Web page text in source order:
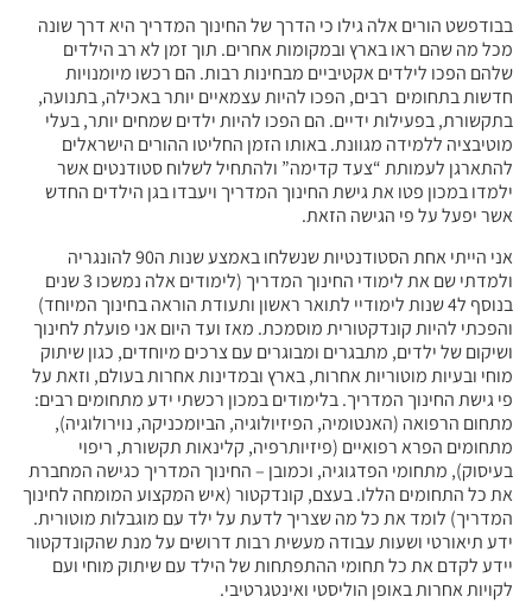
בבודפשט הורים אלה גילו כי הדרך של החינוך המדריך היא דרך שונה
מכל מה שהם ראו בארץ ובמקומות אחרים. תוך זמן לא רב הילדים
שלהם הפכו לילדים אקטיביים מבחינות רבות. הם רכשו מיומנויות
חדשות בתחומים רבים, הפכו להיות עצמאיים יותר באכילה, בתנועה,
בתקשורת, בפעילות ידיים. הם הפכו להיות ילדים שמחים יותר, בעלי
מוטיבציה ללמידה מגוונת. באותו הזמן החליטו ההורים הישראלים
להתארגן לעמותת “צעד קדימה” ולהתחיל לשלוח סטודנטים אשר
ילמדו במכון פטו את גישת החינוך המדריך ויעבדו בגן הילדים החדש
אשר יפעל על פי הגישה הזאת.
אני הייתי אחת הסטודנטיות שנשלחו באמצע שנות ה90 להונגריה
ולמדתי שם את לימודי החינוך המדריך (לימודים אלה נמשכו 3 שנים
בנוסף ל4 שנות לימודיי לתואר ראשון ותעודת הוראה בחינוך המיוחד)
והפכתי להיות קונדקטורית מוסמכת. מאז ועד היום אני פועלת לחינוך
ושיקום של ילדים, מתבגרים ומבוגרים עם צרכים מיוחדים, כגון שיתוק
מוחי ובעיות מוטוריות אחרות, בארץ ובמדינות אחרות בעולם, וזאת על
פי גישת החינוך המדריך. בלימודים במכון רכשתי ידע מתחומים רבים:
מתחום הרפואה (האנטומיה, הפיזיולוגיה, הביומכניקה, נוירולוגיה),
מתחומים הפרא רפואיים (פיזיותרפיה, קלינאות תקשורת, ריפוי
בעיסוק), מתחומי הפדגוגיה, וכמובן – החינוך המדריך כגישה המחברת
את כל התחומים הללו. בעצם, קונדקטור (איש המקצוע המומחה לחינוך
המדריך) לומד את כל מה שצריך לדעת על ילד עם מוגבלות מוטורית.
ידע תיאורטי ושעות עבודה מעשית רבות דרושים על מנת שהקונדקטור
יידע לקדם את כל תחומי ההתפתחות של הילד עם שיתוק מוחי ועם
לקויות אחרות באופן הוליסטי ואינטגרטיבי.